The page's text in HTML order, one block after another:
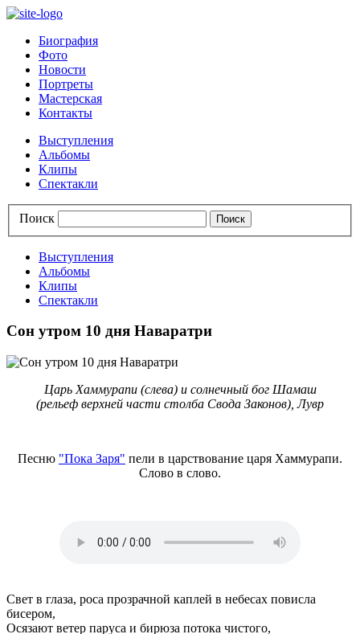
Биография
Фото
Новости
Портреты
Мастерская
Контакты
Выступления
Альбомы
Клипы
Спектакли
Поиск
Выступления
Альбомы
Клипы
Спектакли
Сон утром 10 дня Наваратри
Царь Хаммурапи (слева) и солнечный бог Шамаш
(рельеф верхней части столба Свода Законов), Лувр
Песню "Пока Заря" пели в царствование царя Хаммурапи.
Слово в слово.
Свет в глаза, роса прозрачной каплей в небесах повисла
бисером,
Осязают ветер паруса и бирюза потока чистого,